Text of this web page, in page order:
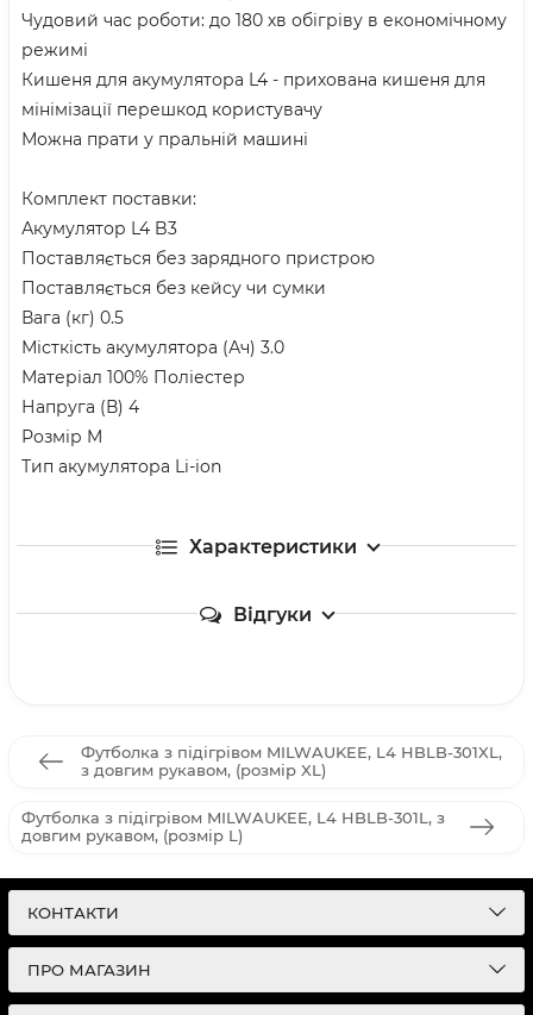
Чудовий час роботи: до 180 хв обігріву в економічному
режимі
Кишеня для акумулятора L4 - прихована кишеня для
мінімізації перешкод користувачу
Можна прати у пральній машині
Комплект поставки:
Акумулятор L4 B3
Поставляється без зарядного пристрою
Поставляється без кейсу чи сумки
Вага (кг) 0.5
Місткість акумулятора (Ач) 3.0
Матеріал 100% Поліестер
Напруга (В) 4
Розмір M
Тип акумулятора Li-ion
Характеристики
Відгуки
Футболка з підігрівом MILWAUKEE, L4 HBLB-301XL,
з довгим рукавом, (розмір XL)
Футболка з підігрівом MILWAUKEE, L4 HBLB-301L, з
довгим рукавом, (розмір L)
КОНТАКТИ
ПРО МАГАЗИН